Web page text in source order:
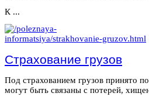
К ...
Страхование грузов
Под страхованием грузов принято
могут быть связаны с потерей,